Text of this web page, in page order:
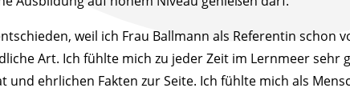
weil ich Frau Ballmann als Referentin schon
Art. Ich fühlte mich zu jeder Zeit im Lernmeer
und ehrlichen Fakten zur Seite. Ich fühlte mich als